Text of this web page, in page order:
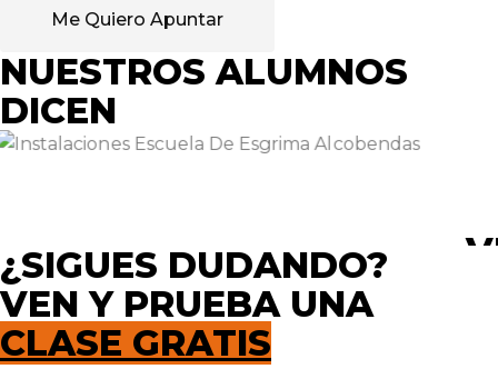
Me Quiero Apuntar
NUESTROS ALUMNOS
DICEN
¿SIGUES DUDANDO?
VEN Y PRUEBA UNA
CLASE GRATIS